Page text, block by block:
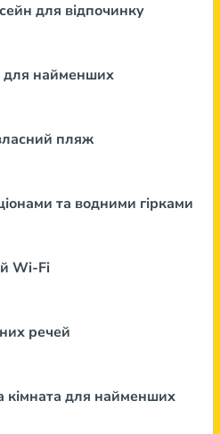
для відпочинку
найменших
пляж
та водними гірками
Wi-Fi
речей
кімната для найменших